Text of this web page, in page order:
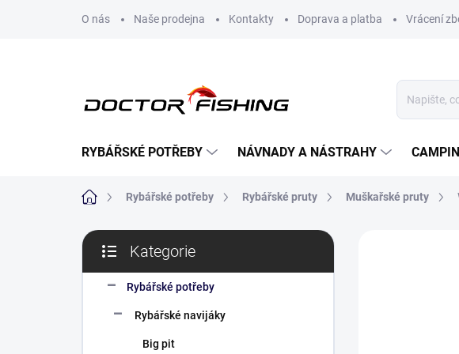
O nás Naše prodejna Kontakty Doprava a platba Vrácení
RYBÁŘSKÉ POTŘEBY NÁVNADY A NÁSTRAHY
Domů Rybářské potřeby Rybářské pruty Muškařské pruty
P
s
kategorie
Kategorie
Rybářské potřeby
Rybářské navijáky
Big pit